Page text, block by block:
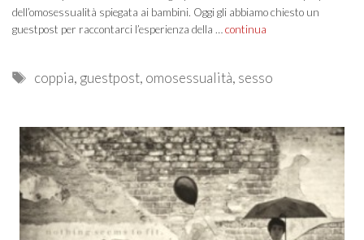
dell’omosessualità spiegata ai bambini. Oggi gli abbiamo chiesto un
guestpost per raccontarci l’esperienza della … continua
Tags
coppia, guestpost, omosessualità, sesso